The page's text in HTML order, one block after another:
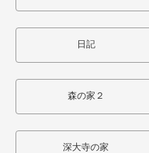
日記
森の家２
深大寺の家